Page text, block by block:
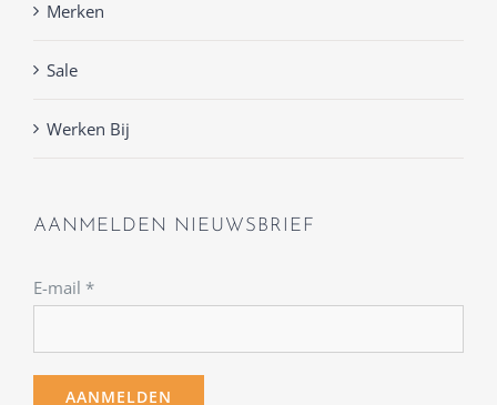
Merken
Sale
Werken Bij
AANMELDEN NIEUWSBRIEF
E-mail *